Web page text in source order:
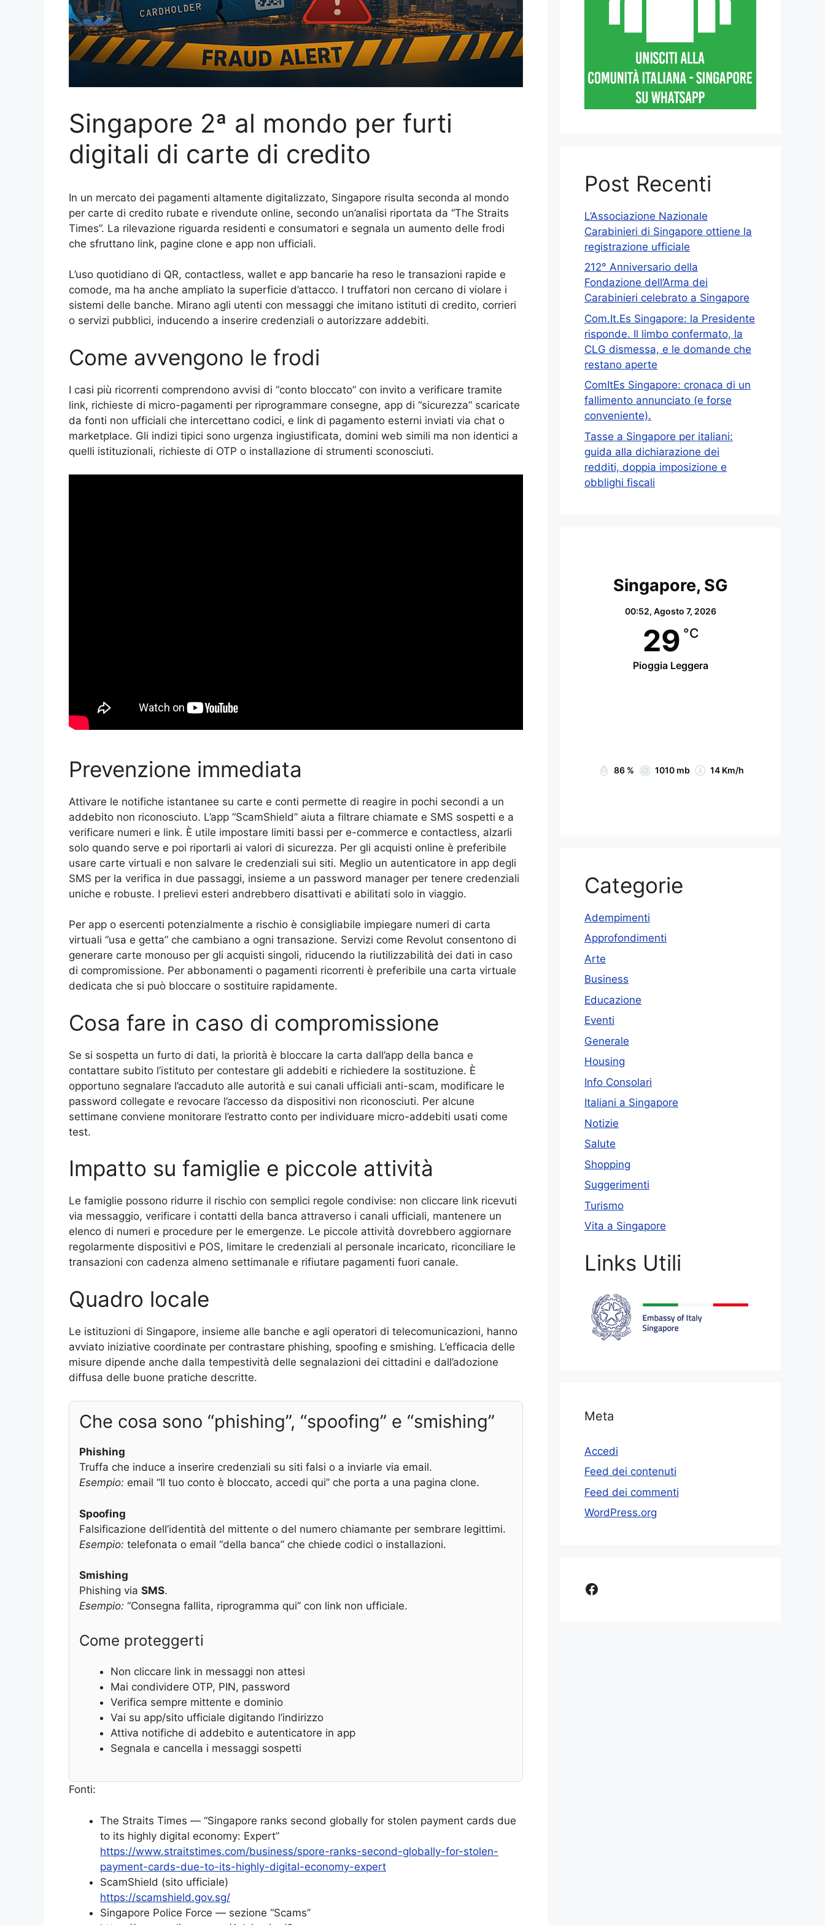
Singapore 2ª al mondo per furti
digitali di carte di credito
In un mercato dei pagamenti altamente digitalizzato, Singapore risulta seconda al mondo
per carte di credito rubate e rivendute online, secondo un’analisi riportata da “The Straits
Times”. La rilevazione riguarda residenti e consumatori e segnala un aumento delle frodi
che sfruttano link, pagine clone e app non ufficiali.
L’uso quotidiano di QR, contactless, wallet e app bancarie ha reso le transazioni rapide e
comode, ma ha anche ampliato la superficie d’attacco. I truffatori non cercano di violare i
sistemi delle banche. Mirano agli utenti con messaggi che imitano istituti di credito, corrieri
o servizi pubblici, inducendo a inserire credenziali o autorizzare addebiti.
Come avvengono le frodi
I casi più ricorrenti comprendono avvisi di “conto bloccato” con invito a verificare tramite
link, richieste di micro-pagamenti per riprogrammare consegne, app di “sicurezza” scaricate
da fonti non ufficiali che intercettano codici, e link di pagamento esterni inviati via chat o
marketplace. Gli indizi tipici sono urgenza ingiustificata, domini web simili ma non identici a
quelli istituzionali, richieste di OTP o installazione di strumenti sconosciuti.
Prevenzione immediata
Attivare le notifiche istantanee su carte e conti permette di reagire in pochi secondi a un
addebito non riconosciuto. L’app “ScamShield” aiuta a filtrare chiamate e SMS sospetti e a
verificare numeri e link. È utile impostare limiti bassi per e-commerce e contactless, alzarli
solo quando serve e poi riportarli ai valori di sicurezza. Per gli acquisti online è preferibile
usare carte virtuali e non salvare le credenziali sui siti. Meglio un autenticatore in app degli
SMS per la verifica in due passaggi, insieme a un password manager per tenere credenziali
uniche e robuste. I prelievi esteri andrebbero disattivati e abilitati solo in viaggio.
Per app o esercenti potenzialmente a rischio è consigliabile impiegare numeri di carta
virtuali “usa e getta” che cambiano a ogni transazione. Servizi come Revolut consentono di
generare carte monouso per gli acquisti singoli, riducendo la riutilizzabilità dei dati in caso
di compromissione. Per abbonamenti o pagamenti ricorrenti è preferibile una carta virtuale
dedicata che si può bloccare o sostituire rapidamente.
Cosa fare in caso di compromissione
Se si sospetta un furto di dati, la priorità è bloccare la carta dall’app della banca e
contattare subito l’istituto per contestare gli addebiti e richiedere la sostituzione. È
opportuno segnalare l’accaduto alle autorità e sui canali ufficiali anti-scam, modificare le
password collegate e revocare l’accesso da dispositivi non riconosciuti. Per alcune
settimane conviene monitorare l’estratto conto per individuare micro-addebiti usati come
test.
Impatto su famiglie e piccole attività
Le famiglie possono ridurre il rischio con semplici regole condivise: non cliccare link ricevuti
via messaggio, verificare i contatti della banca attraverso i canali ufficiali, mantenere un
elenco di numeri e procedure per le emergenze. Le piccole attività dovrebbero aggiornare
regolarmente dispositivi e POS, limitare le credenziali al personale incaricato, riconciliare le
transazioni con cadenza almeno settimanale e rifiutare pagamenti fuori canale.
Quadro locale
Le istituzioni di Singapore, insieme alle banche e agli operatori di telecomunicazioni, hanno
avviato iniziative coordinate per contrastare phishing, spoofing e smishing. L’efficacia delle
misure dipende anche dalla tempestività delle segnalazioni dei cittadini e dall’adozione
diffusa delle buone pratiche descritte.
Che cosa sono “phishing”, “spoofing” e “smishing”
Phishing
Truffa che induce a inserire credenziali su siti falsi o a inviarle via email.
Esempio: email “Il tuo conto è bloccato, accedi qui” che porta a una pagina clone.
Spoofing
Falsificazione dell’identità del mittente o del numero chiamante per sembrare legittimi.
Esempio: telefonata o email “della banca” che chiede codici o installazioni.
Smishing
Phishing via SMS.
Esempio: “Consegna fallita, riprogramma qui” con link non ufficiale.
Come proteggerti
Non cliccare link in messaggi non attesi
Mai condividere OTP, PIN, password
Verifica sempre mittente e dominio
Vai su app/sito ufficiale digitando l’indirizzo
Attiva notifiche di addebito e autenticatore in app
Segnala e cancella i messaggi sospetti
Fonti:
The Straits Times — “Singapore ranks second globally for stolen payment cards due
to its highly digital economy: Expert”
https://www.straitstimes.com/business/spore-ranks-second-globally-for-stolen-
payment-cards-due-to-its-highly-digital-economy-expert
ScamShield (sito ufficiale)
https://scamshield.gov.sg/
Singapore Police Force — sezione “Scams”
Post Recenti
L’Associazione Nazionale
Carabinieri di Singapore ottiene la
registrazione ufficiale
212° Anniversario della
Fondazione dell’Arma dei
Carabinieri celebrato a Singapore
Com.It.Es Singapore: la Presidente
risponde. Il limbo confermato, la
CLG dismessa, e le domande che
restano aperte
ComItEs Singapore: cronaca di un
fallimento annunciato (e forse
conveniente).
Tasse a Singapore per italiani:
guida alla dichiarazione dei
redditi, doppia imposizione e
obblighi fiscali
Singapore, SG
00:52, Agosto 7, 2026
29 °C
Pioggia Leggera
86 % 1010 mb 14 Km/h
Categorie
Adempimenti
Approfondimenti
Arte
Business
Educazione
Eventi
Generale
Housing
Info Consolari
Italiani a Singapore
Notizie
Salute
Shopping
Suggerimenti
Turismo
Vita a Singapore
Links Utili
Meta
Accedi
Feed dei contenuti
Feed dei commenti
WordPress.org
Facebook